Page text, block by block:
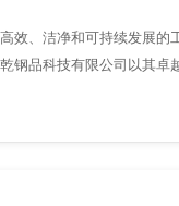
效、洁净和可持续发展的
钢品科技有限公司以其卓